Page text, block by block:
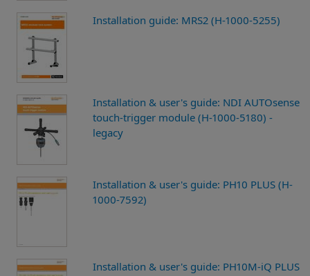
Installation guide: MRS2 (H-1000-5255)
Installation & user's guide: NDI AUTOsense
touch-trigger module (H-1000-5180) -
legacy
Installation & user's guide: PH10 PLUS (H-
1000-7592)
Installation & user's guide: PH10M-iQ PLUS